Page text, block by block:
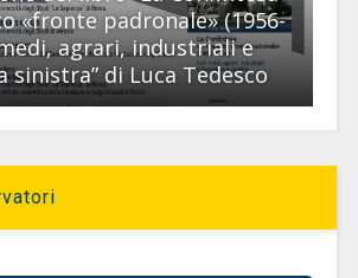
«fronte padronale» (1956-
agrari, industriali e
sinistra” di Luca Tedesco